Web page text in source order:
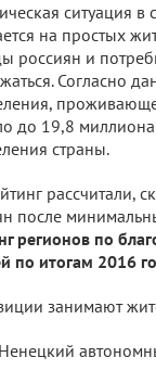
ситуация в
на простых
россиян и
Согласно
до 19,8
страны.
рассчитали,
после
регионов по
по итогам 2016
занимают